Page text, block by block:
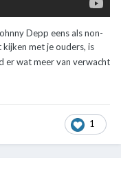
Depp eens als non-
kijken met je ouders, is
er wat meer van verwacht
1